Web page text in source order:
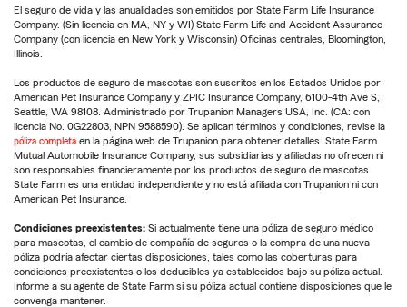
El seguro de vida y las anualidades son emitidos por State Farm Life Insurance
Company. (Sin licencia en MA, NY y WI) State Farm Life and Accident Assurance
Company (con licencia en New York y Wisconsin) Oficinas centrales, Bloomington,
Illinois.
Los productos de seguro de mascotas son suscritos en los Estados Unidos por
American Pet Insurance Company y ZPIC Insurance Company, 6100-4th Ave S,
Seattle, WA 98108. Administrado por Trupanion Managers USA, Inc. (CA: con
licencia No. 0G22803, NPN 9588590). Se aplican términos y condiciones, revise la
póliza completa en la página web de Trupanion para obtener detalles. State Farm
Mutual Automobile Insurance Company, sus subsidiarias y afiliadas no ofrecen ni
son responsables financieramente por los productos de seguro de mascotas.
State Farm es una entidad independiente y no está afiliada con Trupanion ni con
American Pet Insurance.
Condiciones preexistentes: Si actualmente tiene una póliza de seguro médico
para mascotas, el cambio de compañía de seguros o la compra de una nueva
póliza podría afectar ciertas disposiciones, tales como las coberturas para
condiciones preexistentes o los deducibles ya establecidos bajo su póliza actual.
Informe a su agente de State Farm si su póliza actual contiene disposiciones que le
convenga mantener.